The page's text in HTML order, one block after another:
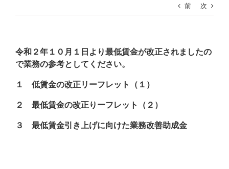
前 次
令和２年１０月１日より最低賃金が改正されましたの
で業務の参考としてください。
１ 低賃金の改正リーフレット（１）
２ 最低賃金の改正りーフレット（２）
３ 最低賃金引き上げに向けた業務改善助成金